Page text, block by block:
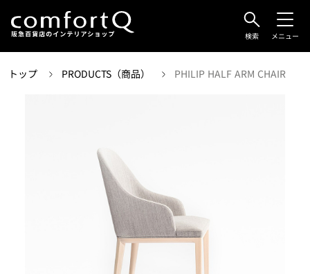
検索 メニュー
トップ PRODUCTS（商品） PHILIP HALF ARM CHAIR